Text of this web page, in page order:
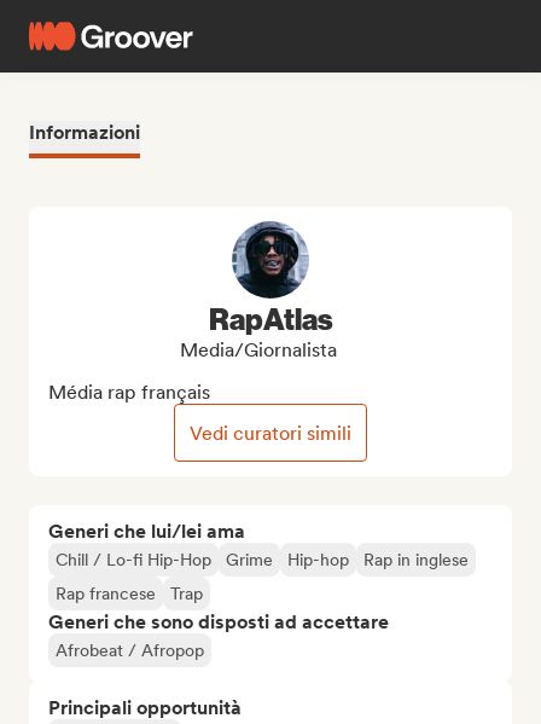
Informazioni
Generi che lui/lei ama
Chill / Lo-fi Hip-Hop Grime Hip-hop
Rap in inglese
Rap francese
Trap
Generi che sono disposti ad accettare
Afrobeat / Afropop
Principali opportunità
RapAtlas
Media/Giornalista
Média rap français
Vedi curatori simili